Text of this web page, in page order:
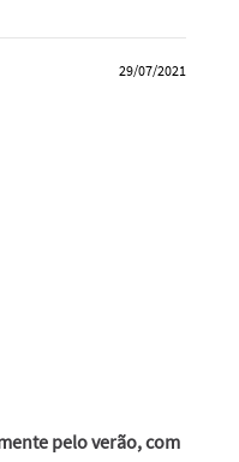
29/07/2021
pelo verão, com